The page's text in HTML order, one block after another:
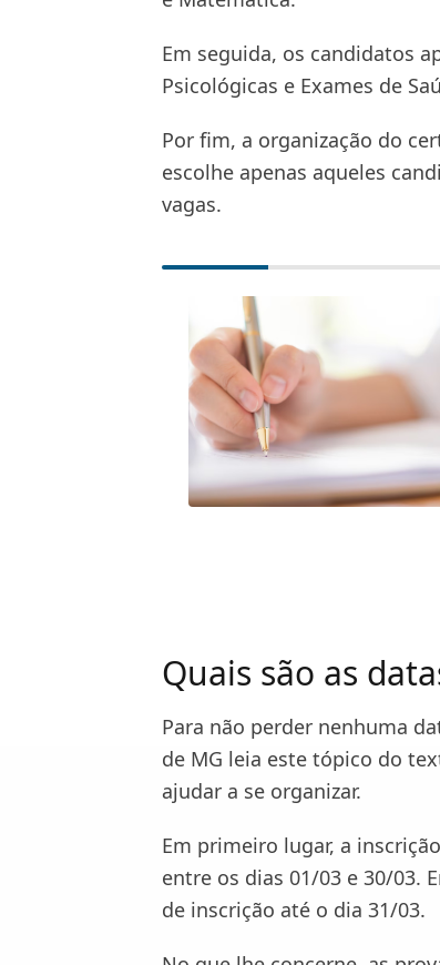
Em seguida, os candidatos
Psicológicas e Exames de
Por fim, a organização do
escolhe apenas aqueles
vagas.
Quais são as
Para não perder nenhuma
de MG leia este tópico do
ajudar a se organizar.
Em primeiro lugar, a
entre os dias 01/03 e 30/03.
de inscrição até o dia 31/03.